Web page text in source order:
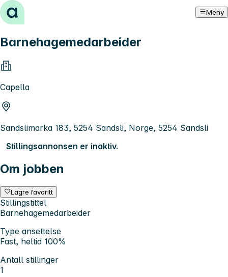
Hopp til innhold Meny
Barnehagemedarbeider
Capella
Sandslimarka 183, 5254 Sandsli, Norge, 5254 Sandsli
Stillingsannonsen er inaktiv.
Om jobben
Lagre favoritt
Stillingstittel
Barnehagemedarbeider
Type ansettelse
Fast, heltid 100%
Antall stillinger
1